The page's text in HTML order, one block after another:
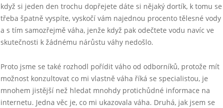
když si jeden den trochu dopřejete dáte si nějaký dortík, k tomu se
třeba špatně vyspíte, vyskočí vám najednou procento tělesné vody
a s tím samozřejmě váha, jenže když pak odečtete vodu navíc ve
skutečnosti k žádnému nárůstu váhy nedošlo.
Proto jsme se také rozhodl pořídit váho od odborníků, protože mít
možnost konzultovat co mi vlastně váha říká se specialistou, je
mnohem jistější než hledat mnohdy protichůdné informace na
internetu. Jedna věc je, co mi ukazovala váha. Druhá, jak jsem se